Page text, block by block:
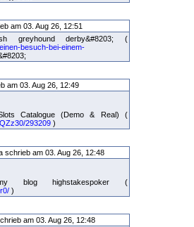
am 03. Aug 26, 12:51
greyhound derby&#8203; (
besuch-bei-einem-
am 03. Aug 26, 12:49
Catalogue (Demo & Real) (
293209 )
schrieb am 03. Aug 26, 12:48
highstakespoker (
)
am 03. Aug 26, 12:48